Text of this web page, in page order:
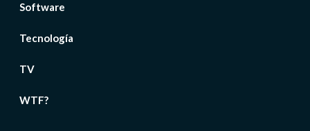
Software
Tecnología
TV
WTF?